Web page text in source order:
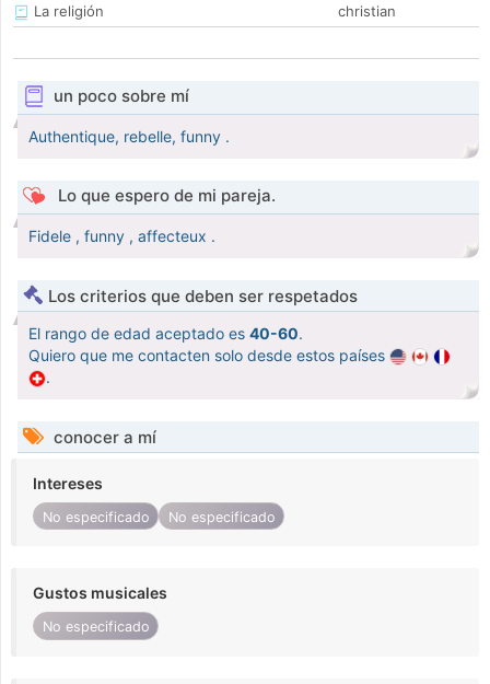
La religión christian
un poco sobre mí
Authentique, rebelle, funny .
Lo que espero de mi pareja.
Fidele , funny , affecteux .
Los criterios que deben ser respetados
El rango de edad aceptado es 40-60.
Quiero que me contacten solo desde estos países
.
conocer a mí
Intereses
No especificado No especificado
Gustos musicales
No especificado